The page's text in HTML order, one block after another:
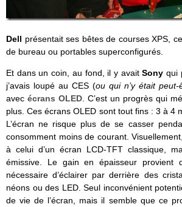
Dell présentait ses bêtes de courses XPS,
de bureau ou portables superconfigurés.
Et dans un coin, au fond, il y avaitSony qui
j’avais loupé au CES (ou qui n’y était peut-
avec écrans OLED . C’est un progrès qui
plus. Ces écrans OLED sont tout fins : 3 à 4
L’écran ne risque plus de se casser
consomment moins de courant.
à celui d’un écran LCD-TFT classique,
émissive. Le gain en épaisseur provient
nécessaire d’éclairer par derrière des
néons ou des LED. Seul inconvénient
de vie de l’écran, mais il semble que ce